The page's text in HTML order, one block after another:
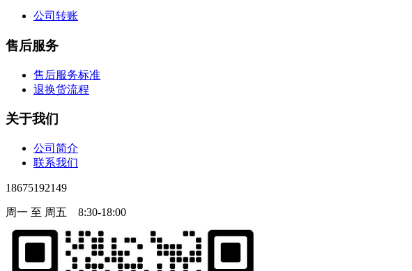
公司转账
售后服务
售后服务标准
退换货流程
关于我们
公司简介
联系我们
18675192149
周一 至 周五 8:30-18:00